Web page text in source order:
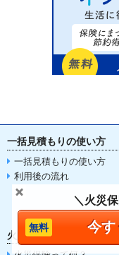
一括見積もりの使い方
一括見積もりの使い方
利用後の流れ
火災保険の基礎知識
＼火災
今す